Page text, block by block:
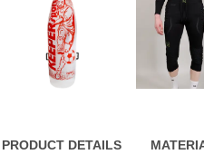
PRODUCT DETAILS